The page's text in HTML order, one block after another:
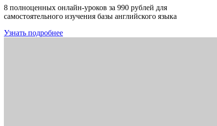
8 полноценных онлайн-уроков за 990 рублей для
самостоятельного изучения базы английского языка
Узнать подробнее